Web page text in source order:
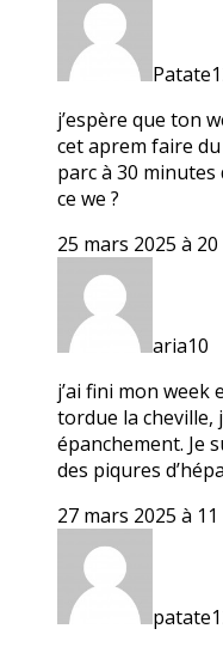
j’espère que ton
cet aprem faire
parc à 30
ce we ?
25 mars 2025 à
aria10
j’ai fini mon week
tordue la cheville,
épanchement. Je
des piqures
27 mars 2025 à